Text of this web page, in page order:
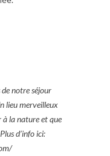
de notre séjour
lieu merveilleux
à la nature et que
d’info ici: